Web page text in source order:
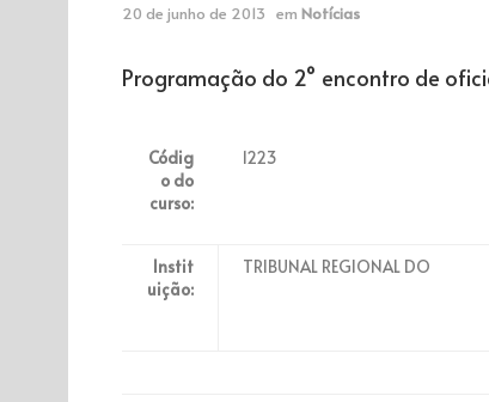
20 de junho de 2013 em Notícias
Programação do 2° encontro de
Códig
o do
curso:
1223
Instit
uição:
TRIBUNAL REGIONAL DO